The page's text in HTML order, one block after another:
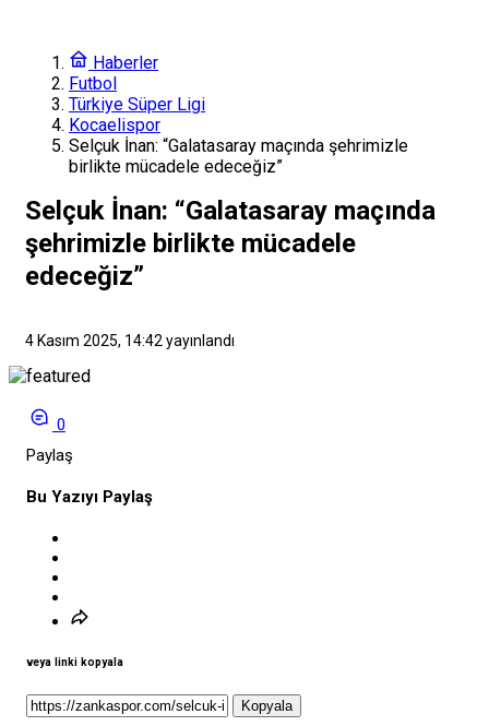
Haberler
Futbol
Türkiye Süper Ligi
Kocaelispor
Selçuk İnan: “Galatasaray maçında şehrimizle
birlikte mücadele edeceğiz”
Selçuk İnan: “Galatasaray maçında
şehrimizle birlikte mücadele
edeceğiz”
4 Kasım 2025, 14:42 yayınlandı
0
Paylaş
Bu Yazıyı Paylaş
veya linki kopyala
Kopyala